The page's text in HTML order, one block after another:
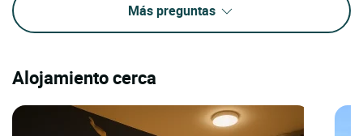
Más preguntas
Alojamiento cerca